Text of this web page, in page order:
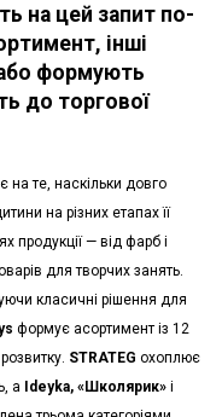
на цей запит по-
інші
або формують
до торгової
на те, наскільки довго
на різних етапах її
продукції — від фарб і
для творчих занять.
класичні рішення для
формує асортимент із 12
STRATEG охоплює
а Ideyka, «Школярик»і